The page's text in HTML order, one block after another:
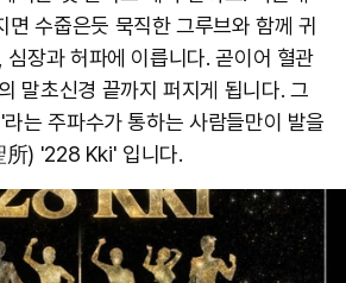
면 수줍은듯 묵직한 그루브와 함께 귀
장과 허파에 이릅니다. 곧이어 혈관
말초신경 끝까지 퍼지게 됩니다. 그
는 주파수가 통하는 사람들만이 발을
所) '228 Kki' 입니다.